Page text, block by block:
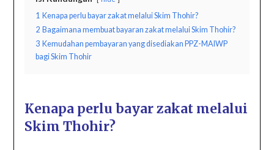
1 Kenapa perlu bayar zakat melalui Skim Thohir?
2 Bagaimana membuat bayaran zakat melalui Skim Thohir?
3 Kemudahan pembayaran yang disediakan PPZ-MAIWP
bagi Skim Thohir
Kenapa perlu bayar zakat melalui
Skim Thohir?